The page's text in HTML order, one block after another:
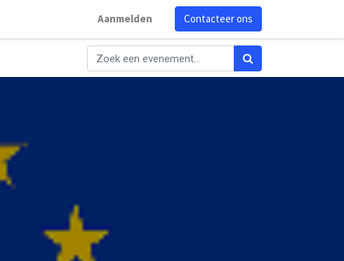
Aanmelden Contacteer ons